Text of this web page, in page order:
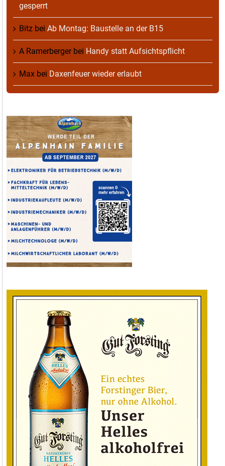
gesperrt
Bitz bei Ab Montag: Baustelle an der B15
A Ramerbergerbei Handy statt Aufsichtspflicht
Max bei Daxenfeuer wieder erlaubt